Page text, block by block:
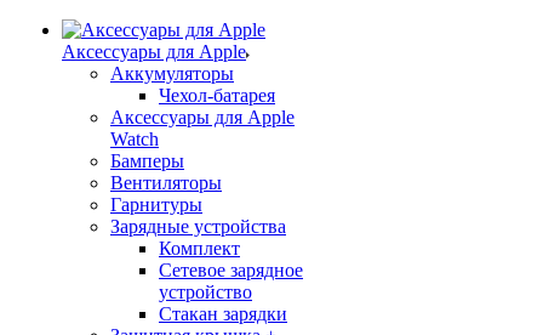
Аксессуары для Apple
Аккумуляторы
Чехол-батарея
Аксессуары для Apple
Watch
Бамперы
Вентиляторы
Гарнитуры
Зарядные устройства
Комплект
Сетевое зарядное
устройство
Стакан зарядки